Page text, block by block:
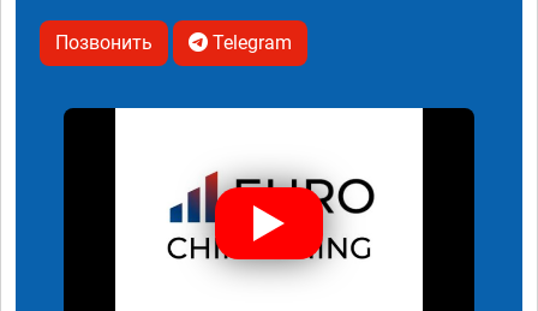
Позвонить Telegram